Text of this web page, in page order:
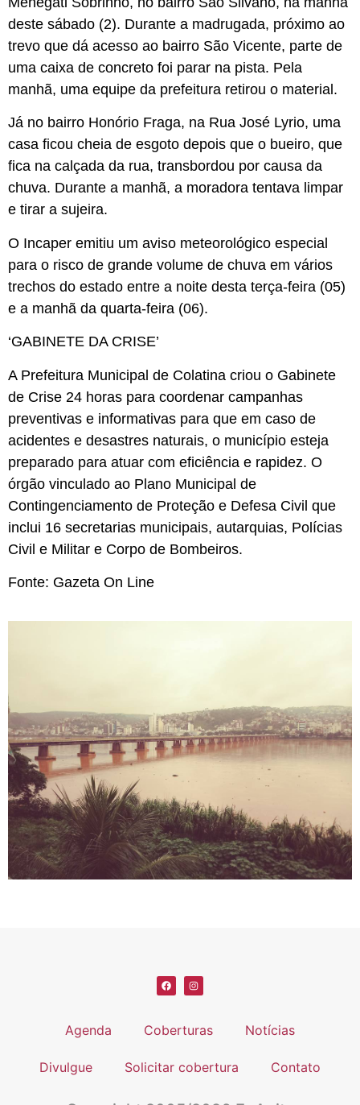
deste sábado (2). Durante a madrugada, próximo ao
trevo que dá acesso ao bairro São Vicente, parte de
uma caixa de concreto foi parar na pista. Pela
manhã, uma equipe da prefeitura retirou o material.
Já no bairro Honório Fraga, na Rua José Lyrio, uma
casa ficou cheia de esgoto depois que o bueiro, que
fica na calçada da rua, transbordou por causa da
chuva. Durante a manhã, a moradora tentava limpar
e tirar a sujeira.
O Incaper emitiu um aviso meteorológico especial
para o risco de grande volume de chuva em vários
trechos do estado entre a noite desta terça-feira (05)
e a manhã da quarta-feira (06).
‘GABINETE DA CRISE’
A Prefeitura Municipal de Colatina criou o Gabinete
de Crise 24 horas para coordenar campanhas
preventivas e informativas para que em caso de
acidentes e desastres naturais, o município esteja
preparado para atuar com eficiência e rapidez. O
órgão vinculado ao Plano Municipal de
Contingenciamento de Proteção e Defesa Civil que
inclui 16 secretarias municipais, autarquias, Polícias
Civil e Militar e Corpo de Bombeiros.
Fonte: Gazeta On Line
Agenda Coberturas Notícias
Divulgue Solicitar cobertura Contato